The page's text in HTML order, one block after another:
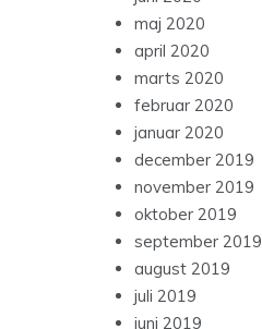
maj 2020
april 2020
marts 2020
februar 2020
januar 2020
december 2019
november 2019
oktober 2019
september 2019
august 2019
juli 2019
juni 2019